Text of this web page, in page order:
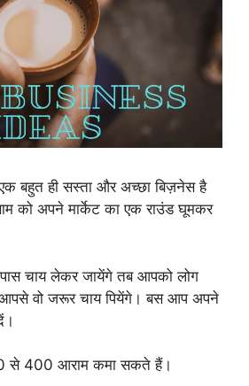
बहुत ही सस्ता और अच्छा बिज़नेस है
को अपने मार्केट का एक राउंड घूमकर
चाय लेकर जायेंगे तब आपको लोग
वो जरूर चाय पियेंगे। बस आप अपने
से 400 आराम कमा सकते हैं।